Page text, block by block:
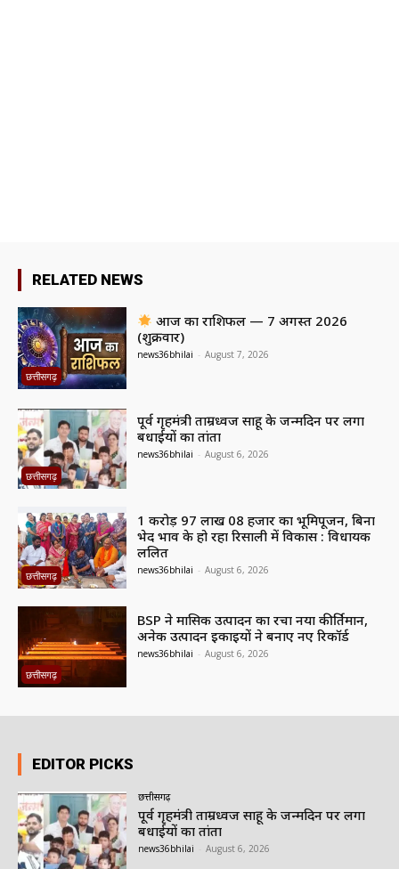
RELATED NEWS
छत्तीसगढ़
आज का राशिफल — 7 अगस्त 2026
(शुक्रवार)
news36bhilai - August 7, 2026
छत्तीसगढ़
पूर्व गृहमंत्री ताम्रध्वज साहू के जन्मदिन पर लगा
बधाईयों का तांता
news36bhilai - August 6, 2026
छत्तीसगढ़
1 करोड़ 97 लाख 08 हजार का भूमिपूजन, बिना
भेद भाव के हो रहा रिसाली में विकास : विधायक
ललित
news36bhilai - August 6, 2026
छत्तीसगढ़
BSP ने मासिक उत्पादन का रचा नया कीर्तिमान,
अनेक उत्पादन इकाइयों ने बनाए नए रिकॉर्ड
news36bhilai - August 6, 2026
EDITOR PICKS
छत्तीसगढ़
पूर्व गृहमंत्री ताम्रध्वज साहू के जन्मदिन पर लगा
बधाईयों का तांता
news36bhilai August 6, 2026